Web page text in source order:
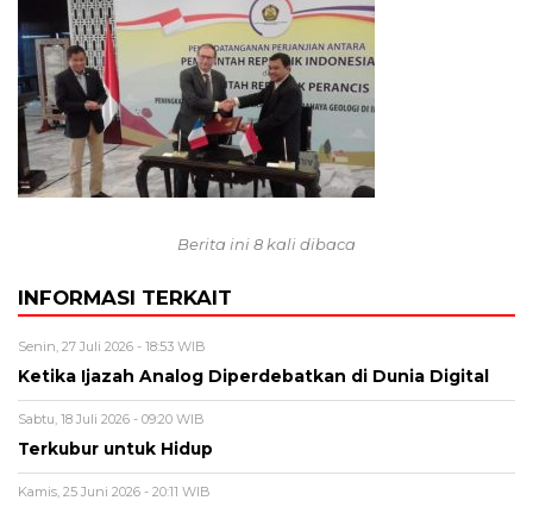
Berita ini 8 kali dibaca
INFORMASI TERKAIT
Senin, 27 Juli 2026 - 18:53 WIB
Ketika Ijazah Analog Diperdebatkan di Dunia Digital
Sabtu, 18 Juli 2026 - 09:20 WIB
Terkubur untuk Hidup
Kamis, 25 Juni 2026 - 20:11 WIB